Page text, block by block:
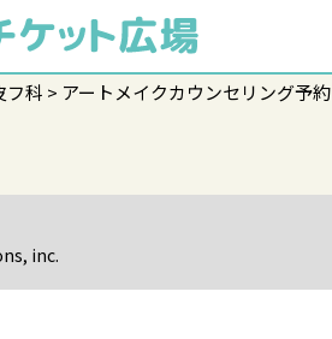
フ科 アートメイクカウンセリング予約
inc.